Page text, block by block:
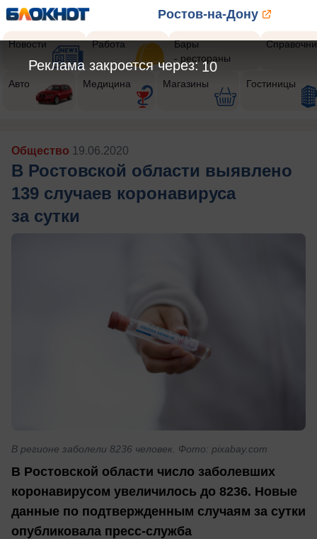
Ростов-на-Дону
Новости Работа
Бары
- рестораны
Авто Медицина Магазины Гостиницы
Общество 19.06.2020
В Ростовской области выявлено
139 случаев коронавируса
за сутки
В регионе заболели 8236 человек. Фото: pixabay.com
В Ростовской области число заболевших
коронавирусом увеличилось до 8236. Новые
данные по подтвержденным случаям за сутки
опубликовала пресс-служба
8
Реклама закроется через: